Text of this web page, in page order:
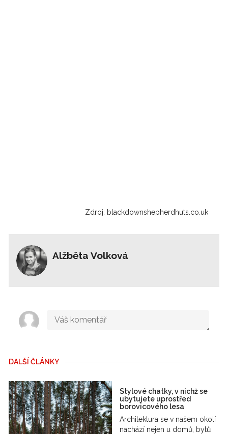
Zdroj: blackdownshepherdhuts.co.uk
Alžběta Volková
DALŠÍ ČLÁNKY
Stylové chatky, v nichž se
ubytujete uprostřed
borovicového lesa
Architektura se v našem okolí
nachází nejen u domů, bytů